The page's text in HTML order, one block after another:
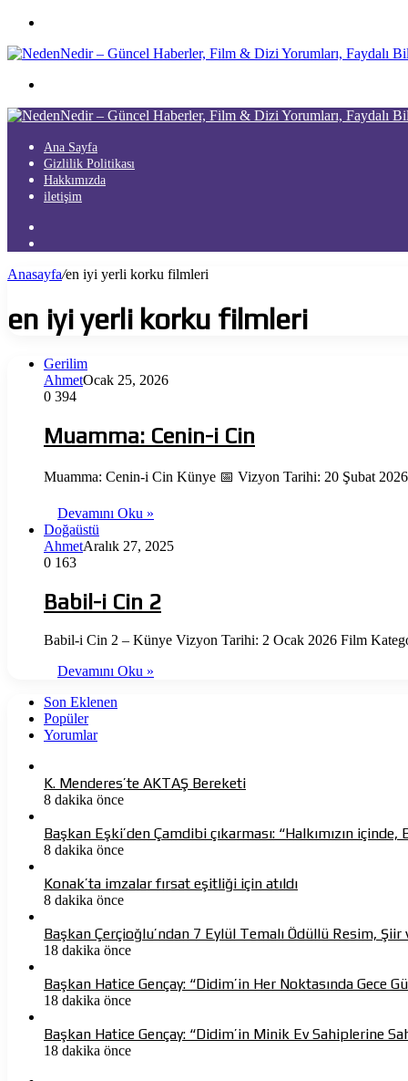
...
Ana Sayfa
Gizlilik Politikası
Hakkımızda
iletişim
...
Anasayfa/en iyi yerli korku filmleri
en iyi yerli korku filmleri
Gerilim
AhmetOcak 25, 2026
0 394
Muamma: Cenin-i Cin
Muamma: Cenin-i Cin Künye 📅 Vizyon Tarihi: 20 Şubat
Devamını Oku »
Doğaüstü
AhmetAralık 27, 2025
0 163
Babil-i Cin 2
Babil-i Cin 2 – Künye Vizyon Tarihi: 2 Ocak 2026 Film
Devamını Oku »
Son Eklenen
Popüler
Yorumlar
K. Menderes’te AKTAŞ Bereketi
8 dakika önce
Başkan Eşki’den Çamdibi çıkarması: “Halkımızın
8 dakika önce
Konak’ta imzalar fırsat eşitliği için atıldı
8 dakika önce
Başkan Çerçioğlu’ndan 7 Eylül Temalı Ödüllü Resim, Şiir
18 dakika önce
Başkan Hatice Gençay: “Didim’in Her Noktasında Gece
18 dakika önce
Başkan Hatice Gençay: “Didim’in Minik Ev Sahiplerine
18 dakika önce